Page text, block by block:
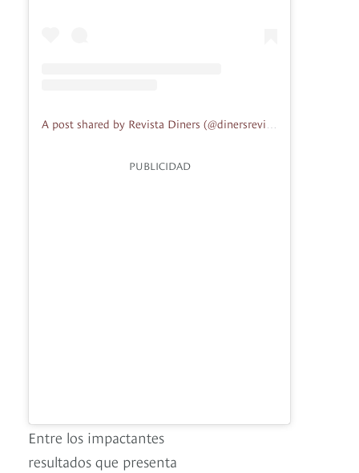
PUBLICIDAD
Entre los impactantes
resultados que presenta